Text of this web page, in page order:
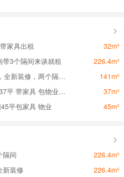
家具出租
32m²
3个隔间来谈就租
226.4m²
月湖金汇大厦141平，电梯口，全新装修，两个隔间，
141m²
海曙市中心月湖金汇全新精装37平 带家具 包物业 水单 网络
37m²
平包家具 物业
45m²
隔间
226.4m²
新装修
226.4m²